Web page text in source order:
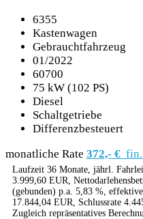
6355
Kastenwagen
Gebrauchtfahrzeug
01/2022
60700
75 kW (102 PS)
Diesel
Schaltgetriebe
Differenzbesteuert
monatliche Rate 372,- €
Laufzeit 36 Monate, jährl.
3.999,60 EUR,
(gebunden) p.a. 5,83 %,
17.844,04 EUR, Schlussrate
Zugleich repräsentatives